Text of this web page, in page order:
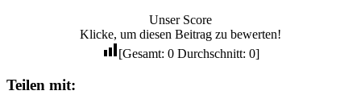
Unser Score
Klicke, um diesen Beitrag zu bewerten!
[Gesamt: 0Durchschnitt: 0]
Teilen mit: